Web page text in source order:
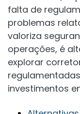
falta de
problemas
valoriza
operações, é
explorar
investimentos